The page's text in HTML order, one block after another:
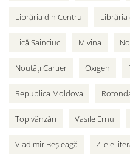
Librăria din Centru Librăria
Lică Sainciuc Mivina
Noutăți Cartier Oxigen
Republica Moldova
Top vânzări Vasile Ernu
Vladimir Beșleagă Zilele